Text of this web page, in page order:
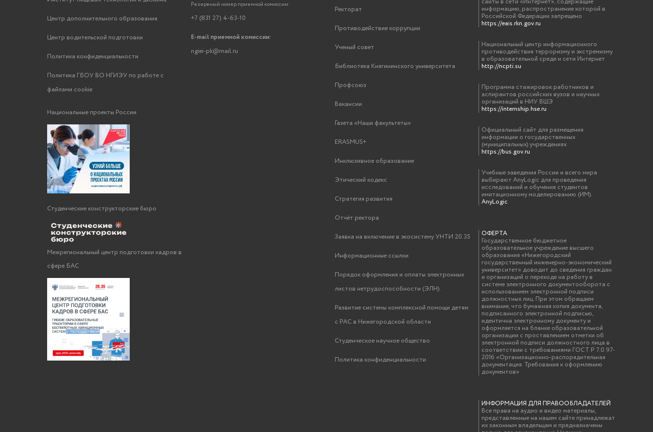
Центр дополнительного образования
Центр водительской подготовки
Политика конфиденциальности
Политика ГБОУ ВО НГИЭУ по работе с
файлами cookie
Национальные проекты России
Студенческие конструкторские бюро
Межрегиональный центр подготовки кадров в
сфере БАС
Резервный номер приемной комиссии:
+7 (831 27) 4-63-10
E-mail приемной комиссии:
ngiei-pk@mail.ru
Ректорат
Противодействие коррупции
Ученый совет
Библиотека Княгининского университета
Профсоюз
Вакансии
Газета «Наши факультеты»
ERASMUS+
Инклюзивное образование
Этический кодекс
Стратегия развития
Отчёт ректора
Заявка на включение в экосистему УНТИ 20.35
Информационные ссылки
Порядок оформления и оплаты электронных
листов нетрудоспособности (ЭЛН).
Развитие системы комплексной помощи детям
с РАС в Нижегородской области
Студенческое научное общество
Политика конфиденциальности
информацию, распространение которой в
Российской Федерации запрещено
https://eais.rkn.gov.ru
Национальный центр информационного
противодействия терроризму и экстремизму
в образовательной среде и сети Интернет
http://ncpti.su
Программа стажировок работников и
аспирантов российских вузов и научных
организаций в НИУ ВШЭ
https://internship.hse.ru
Официальный сайт для размещения
информации о государственных
(муниципальных) учреждениях
https://bus.gov.ru
Учебные заведения России и всего мира
выбирают AnyLogic для проведения
исследований и обучения студентов
имитационному моделированию (ИМ).
AnyLogic
ОФЕРТА
Государственное бюджетное
образовательное учреждение высшего
образования «Нижегородский
государственный инженерно-экономический
университет» доводит до сведения граждан
и организаций о переходе на работу в
системе электронного документооборота с
использованием электронной подписи
должностных лиц. При этом обращаем
внимание, что бумажная копия документа,
подписанного электронной подписью,
идентична электронному документу и
оформляется на бланке образовательной
организации с проставлением отметки об
электронной подписи должностного лица в
соответствии с требованиями ГОСТ Р 7.0.97-
2016 «Организационно-распорядительная
документация. Требования к оформлению
документов»
ИНФОРМАЦИЯ ДЛЯ ПРАВООБЛАДАТЕЛЕЙ
Все права на аудио и видео материалы,
представленные на нашем сайте принадлежат
их законным владельцам и предназначены